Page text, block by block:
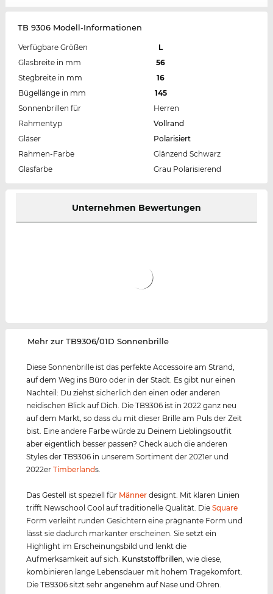
TB 9306 Modell-Informationen
Verfügbare Größen
L
Glasbreite in mm
56
Stegbreite in mm
16
Bügellänge in mm
145
Sonnenbrillen für
Herren
Rahmentyp
Vollrand
Gläser
Polarisiert
Rahmen-Farbe
Glänzend Schwarz
Glasfarbe
Grau Polarisierend
Unternehmen Bewertungen
‌Mehr zur TB9306/01D Sonnenbrille
Diese Sonnenbrille ist das perfekte Accessoire am Strand,
auf dem Weg ins Büro oder in der Stadt. Es gibt nur einen
Nachteil: Du ziehst sicherlich den einen oder anderen
neidischen Blick auf Dich. Die TB9306 ist in 2022 ganz neu
auf dem Markt, so dass du mit dieser Brille am Puls der Zeit
bist. Eine andere Farbe würde zu Deinem Lieblingsoutfit
aber eigentlich besser passen? Check auch die anderen
Styles der TB9306 in unserem Sortiment der 2021er und
2022erTimberlands.
Das Gestell ist speziell für Männer designt. Mit klaren Linien
trifft Newschool Cool auf traditionelle Qualität. DieSquare
Form verleiht runden Gesichtern eine prägnante Form und
lässt sie dadurch markanter erscheinen. Sie setzt ein
Highlight im Erscheinungsbild und lenkt die
Aufmerksamkeit auf sich. Kunststoffbrillen, wie diese,
kombinieren lange Lebensdauer mit hohem Tragekomfort.
Die TB9306 sitzt sehr angenehm auf Nase und Ohren.